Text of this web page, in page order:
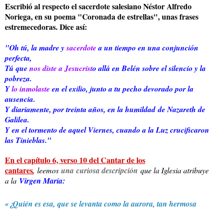
Escribió al respecto el sacerdote salesiano Néstor Alfredo
Noriega, en su poema "Coronada de estrellas", unas frases
estremecedoras. Dice así:
"Oh tú, la madre ysacerdotea un tiempo en una conjunción
perfecta,
Tú quenos diste a Jesucristo allá en Belén sobre el silencio y la
pobreza.
Ylo inmolasteen el exilio, junto a tu pecho devorado por la
ausencia.
Y diariamente, por treinta años, en la humildad de Nazareth de
Galilea.
Y en el tormento de aquel Viernes, cuando a la Luz crucificaron
las Tinieblas."
En el capítulo 6, verso 10 del Cantar de los
cantares, leemos una curiosa descripción que la Iglesia atribuye
a la Virgen María:
«¿Quién es esa, que se levanta como la aurora, tan hermosa